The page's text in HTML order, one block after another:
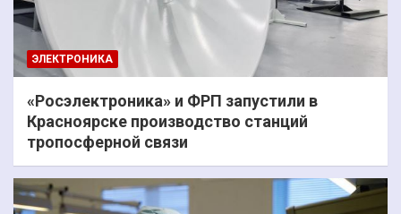
ЭЛЕКТРОНИКА
«Росэлектроника» и ФРП запустили в
Красноярске производство станций
тропосферной связи